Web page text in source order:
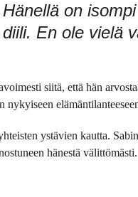
Hänellä on
diili. En ole vielä
siitä, että hän
nykyiseen
ystävien kautta.
hänestä välittömästi.